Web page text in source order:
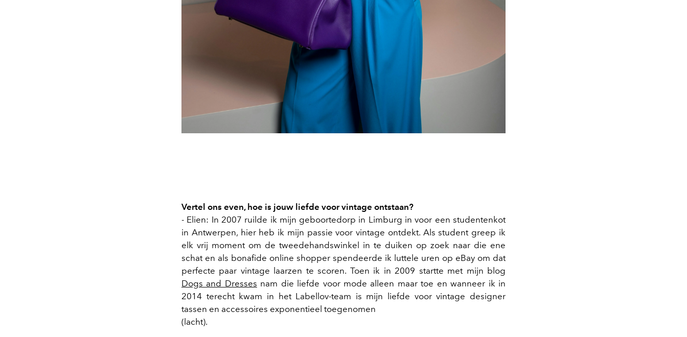
Vertel ons even, hoe is jouw liefde voor vintage ontstaan?
- Elien: In 2007 ruilde ik mijn geboortedorp in Limburg in voor een studentenkot
in Antwerpen, hier heb ik mijn passie voor vintage ontdekt. Als student greep ik
elk vrij moment om de tweedehandswinkel in te duiken op zoek naar die ene
schat en als bonafide online shopper spendeerde ik luttele uren op eBay om dat
perfecte paar vintage laarzen te scoren. Toen ik in 2009 startte met mijn blog
Dogs and Dresses nam die liefde voor mode alleen maar toe en wanneer ik in
2014 terecht kwam in het Labellov-team is mijn liefde voor vintage designer
tassen en accessoires exponentieel toegenomen
(lacht).